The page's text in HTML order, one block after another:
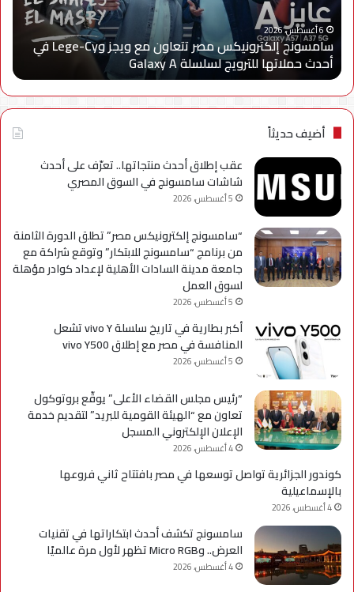
وLege-
Cy
في
أحدث
حملاتها
للترويج
لسلسلة
Galaxy
A
6 أغسطس، 2026
سامسونج إلكترونيكس مصر تتعاون مع ويجز وLege-Cy في
أحدث حملاتها للترويج لسلسلة Galaxy A
My
أضيف حديثاً
عقب إطلاق أحدث منتجاتها.. تعرّف على أحدث
شاشات سامسونج في السوق المصري
5 أغسطس، 2026
“سامسونج إلكترونيكس مصر” تطلق الدورة الثامنة
من برنامج “سامسونج للابتكار” وتوقع شراكة مع
جامعة مدينة السادات الأهلية لإعداد كوادر مؤهلة
لسوق العمل
5 أغسطس، 2026
أكبر بطارية في تاريخ سلسلة vivo Y تشعل
المنافسة في مصر مع إطلاق vivo Y500
5 أغسطس، 2026
“رئيس مجلس القضاء الأعلى” يوقّع بروتوكول
تعاون مع “الهيئة القومية للبريد” لتقديم خدمة
الإعلان الإلكتروني المسجل
4 أغسطس، 2026
كوندور الجزائرية تواصل توسعها في مصر بافتتاح ثاني فروعها
بالإسماعيلية
4 أغسطس، 2026
سامسونج تكشف أحدث ابتكاراتها في تقنيات
العرض.. وMicro RGB تظهر لأول مرة عالميًا
4 أغسطس، 2026